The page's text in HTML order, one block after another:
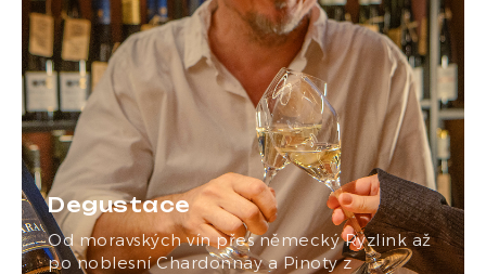
Degustace
Od moravských vín přes německý Ryzlink až
po noblesní Chardonnay a Pinoty z